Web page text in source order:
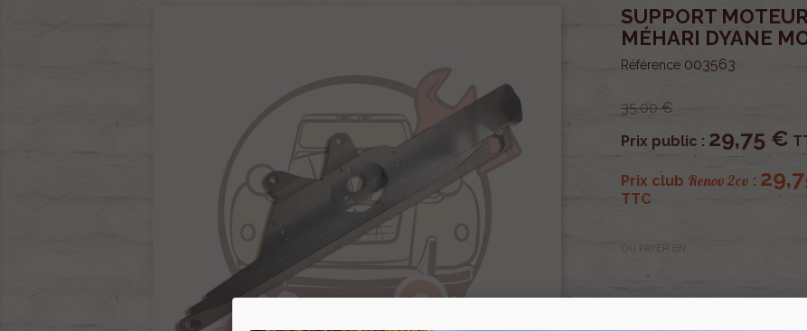
SUPPORT
MÉHARI DYANE
Référence 003563
35,00 €
Prix public : 29,75 €
Prix club Renov 2cv :
TTC
OU PAYER EN